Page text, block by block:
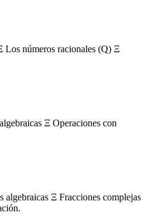
Los números racionales (Q) Ξ
Ξ Operaciones con
Ξ Fracciones complejas